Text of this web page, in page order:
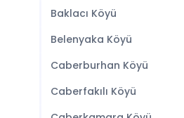
Baklacı Köyü
Belenyaka Köyü
Caberburhan Köyü
Caberfakılı Köyü